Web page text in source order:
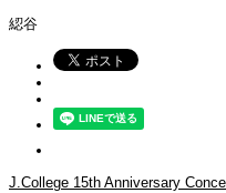
綛谷
J.College 15th Anniversary